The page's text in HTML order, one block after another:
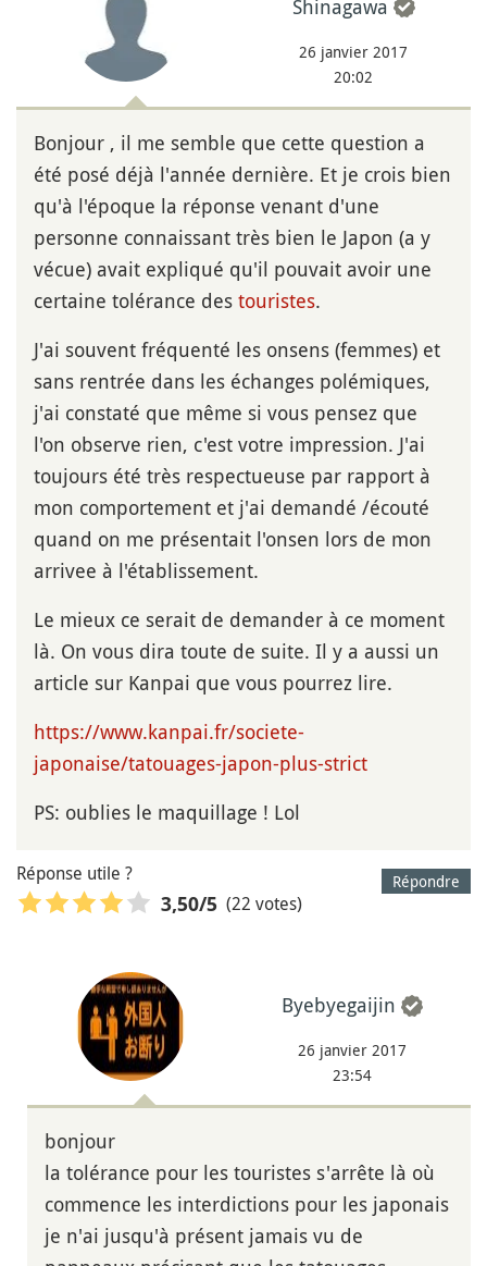
Shinagawa
26 janvier 2017
20:02
Bonjour , il me semble que cette question a
été posé déjà l'année dernière. Et je crois bien
qu'à l'époque la réponse venant d'une
personne connaissant très bien le Japon (a y
vécue) avait expliqué qu'il pouvait avoir une
certaine tolérance des touristes.
J'ai souvent fréquenté les onsens (femmes) et
sans rentrée dans les échanges polémiques,
j'ai constaté que même si vous pensez que
l'on observe rien, c'est votre impression. J'ai
toujours été très respectueuse par rapport à
mon comportement et j'ai demandé /écouté
quand on me présentait l'onsen lors de mon
arrivee à l'établissement.
Le mieux ce serait de demander à ce moment
là. On vous dira toute de suite. Il y a aussi un
article sur Kanpai que vous pourrez lire.
https://www.kanpai.fr/societe-
japonaise/tatouages-japon-plus-strict
PS: oublies le maquillage ! Lol
Répondre
Réponse utile ?
3,50/5 (22 votes)
Byebyegaijin
26 janvier 2017
23:54
bonjour
la tolérance pour les touristes s'arrête là où
commence les interdictions pour les japonais
je n'ai jusqu'à présent jamais vu de